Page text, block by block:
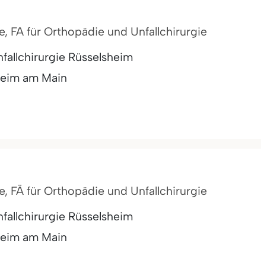
FA für Orthopädie und Unfallchirurgie
Rüsselsheim
am Main
FÄ für Orthopädie und Unfallchirurgie
Rüsselsheim
am Main